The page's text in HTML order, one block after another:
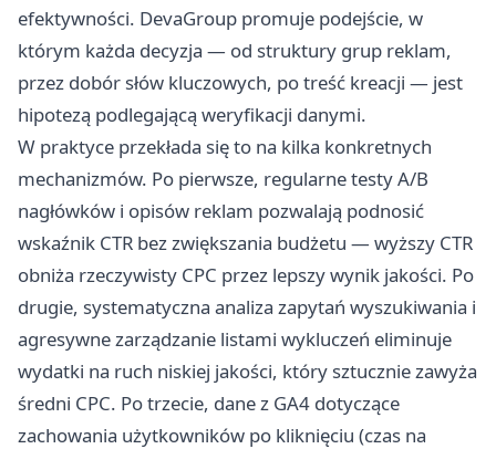
efektywności. DevaGroup promuje podejście, w
którym każda decyzja — od struktury grup reklam,
przez dobór słów kluczowych, po treść kreacji — jest
hipotezą podlegającą weryfikacji danymi.
W praktyce przekłada się to na kilka konkretnych
mechanizmów. Po pierwsze, regularne testy A/B
nagłówków i opisów reklam pozwalają podnosić
wskaźnik CTR bez zwiększania budżetu — wyższy CTR
obniża rzeczywisty CPC przez lepszy wynik jakości. Po
drugie, systematyczna analiza zapytań wyszukiwania i
agresywne zarządzanie listami wykluczeń eliminuje
wydatki na ruch niskiej jakości, który sztucznie zawyża
średni CPC. Po trzecie, dane z GA4 dotyczące
zachowania użytkowników po kliknięciu (czas na